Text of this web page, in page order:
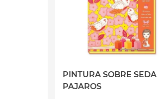
PINTURA SOBRE SEDA
PAJAROS